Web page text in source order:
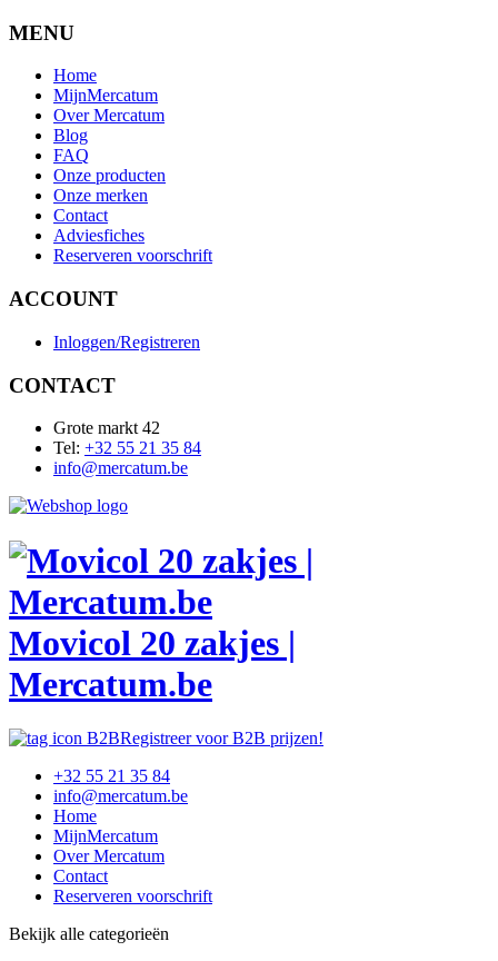
MENU
Home
MijnMercatum
Over Mercatum
Blog
FAQ
Onze producten
Onze merken
Contact
Adviesfiches
Reserveren voorschrift
ACCOUNT
Inloggen/Registreren
CONTACT
Grote markt 42
Tel: +32 55 21 35 84
info@mercatum.be
Movicol 20 zakjes |
Mercatum.be
Registreer voor B2B prijzen!
+32 55 21 35 84
info@mercatum.be
Home
MijnMercatum
Over Mercatum
Contact
Reserveren voorschrift
Bekijk alle categorieën